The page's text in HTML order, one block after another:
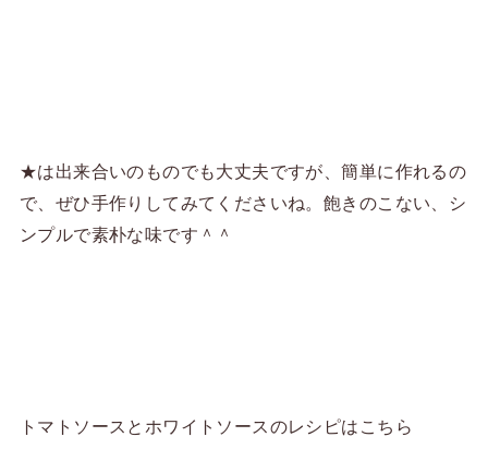
★は出来合いのものでも大丈夫ですが、簡単に作れるの
で、ぜひ手作りしてみてくださいね。飽きのこない、シ
ンプルで素朴な味です＾＾
トマトソースとホワイトソースのレシピはこちら